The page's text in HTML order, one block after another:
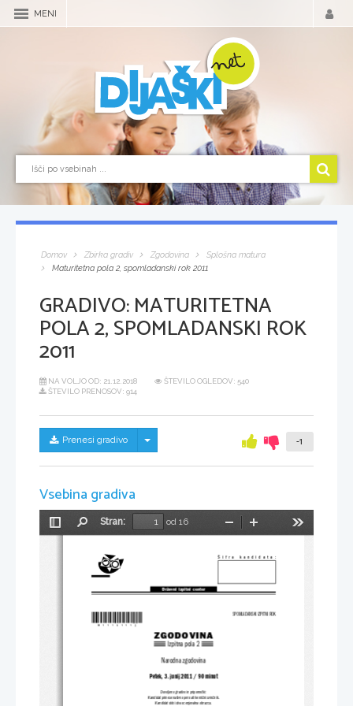
MENI
Domov Zbirka gradiv Zgodovina
Splošna matura
Maturitetna pola 2, spomladanski rok 2011
GRADIVO:MATURITETNA
POLA 2, SPOMLADANSKI ROK
2011
NA VOLJO OD: 21.12.2018
ŠTEVILO OGLEDOV: 540
ŠTEVILO PRENOSOV: 914
Prenesi gradivo Skrij/prikaži meni -1
Vsebina gradiva
Preklopi
Stran:
od 16
Pomanjšaj
Izpitna pola 2
Dovoljeno gradivo in pripomočki:
Kandidat prinese nalivno pero ali kemični svinčnik.
Kandidat dobi dva ocenjevalna obrazca.
ZGODOVINA
SPOMLADANSKI IZPITNI ROK
Petek, 3. junij 2011 / 90 minut
Državni  izpitni  center
Šifra kandidata:
Narodna zgodovina